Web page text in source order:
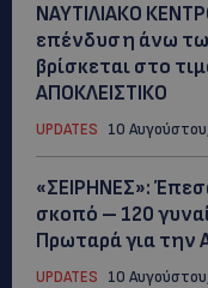
ΝΑΥΤΙΛΙΑΚΟ
επένδυση άνω
βρίσκεται στο
ΑΠΟΚΛΕΙΣΤΙΚΟ
UPDATES 10
«ΣΕΙΡΗΝΕΣ»:
σκοπό – 120
Πρωταρά για
UPDATES 10